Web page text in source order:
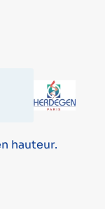
hauteur.